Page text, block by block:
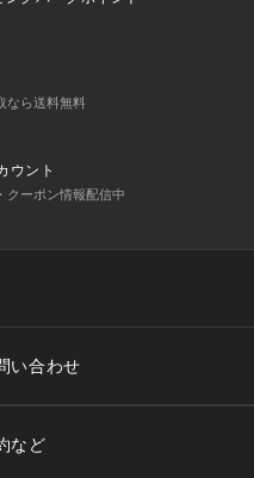
なら送料無料
ウント
クーポン情報配信中
い合わせ
など